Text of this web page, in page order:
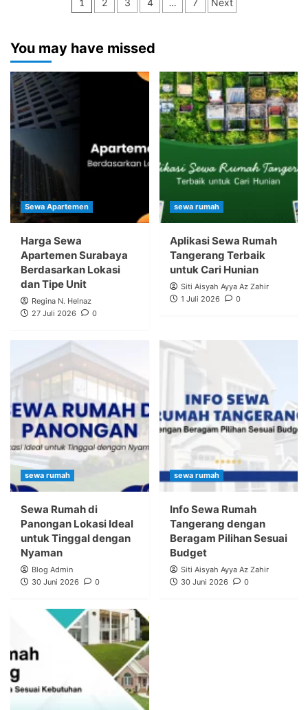
1 2 3 4 … 7 Next
You may have missed
Sewa Apartemen
Harga Sewa
Apartemen Surabaya
Berdasarkan Lokasi
dan Tipe Unit
Regina N. Helnaz
27 Juli 2026
0
sewa rumah
Aplikasi Sewa Rumah
Tangerang Terbaik
untuk Cari Hunian
Siti Aisyah Ayya Az Zahir
1 Juli 2026
0
sewa rumah
Sewa Rumah di
Panongan Lokasi Ideal
untuk Tinggal dengan
Nyaman
Blog Admin
30 Juni 2026
0
sewa rumah
Info Sewa Rumah
Tangerang dengan
Beragam Pilihan Sesuai
Budget
Siti Aisyah Ayya Az Zahir
30 Juni 2026
0